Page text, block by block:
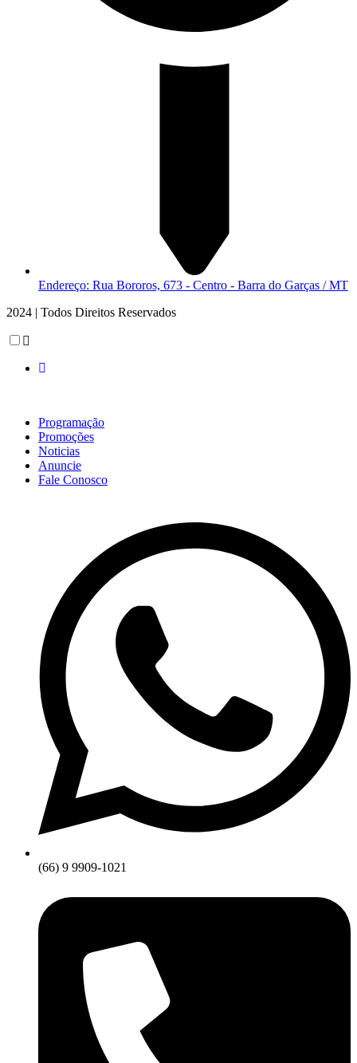
Endereço: Rua Bororos, 673 - Centro - Barra do Garças / MT
2024 | Todos Direitos Reservados
Programação
Promoções
Noticias
Anuncie
Fale Conosco
(66) 9 9909-1021